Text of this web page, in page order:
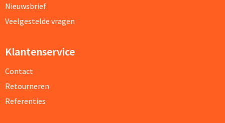
Nieuwsbrief
Veelgestelde vragen
Klantenservice
Contact
Retourneren
Referenties